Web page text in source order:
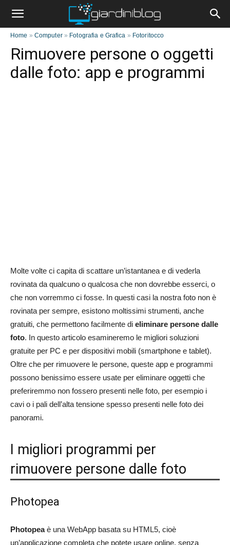
Home » Computer» Fotografia e Grafica » Fotoritocco
Rimuovere persone o oggetti
dalle foto: app e programmi
Molte volte ci capita di scattare un’istantanea e di vederla
rovinata da qualcuno o qualcosa che non dovrebbe esserci, o
che non vorremmo ci fosse. In questi casi la nostra foto non è
rovinata per sempre, esistono moltissimi strumenti, anche
gratuiti, che permettono facilmente di eliminare persone dalle
foto. In questo articolo esamineremo le migliori soluzioni
gratuite per PC e per dispositivi mobili (smartphone e tablet).
Oltre che per rimuovere le persone, queste app e programmi
possono benissimo essere usate per eliminare oggetti che
preferiremmo non fossero presenti nelle foto, per esempio i
cavi o i pali dell’alta tensione spesso presenti nelle foto dei
panorami.
I migliori programmi per
rimuovere persone dalle foto
Photopea
Photopeaè una WebApp basata su HTML5, cioè
un’applicazione completa che potete usare online, senza